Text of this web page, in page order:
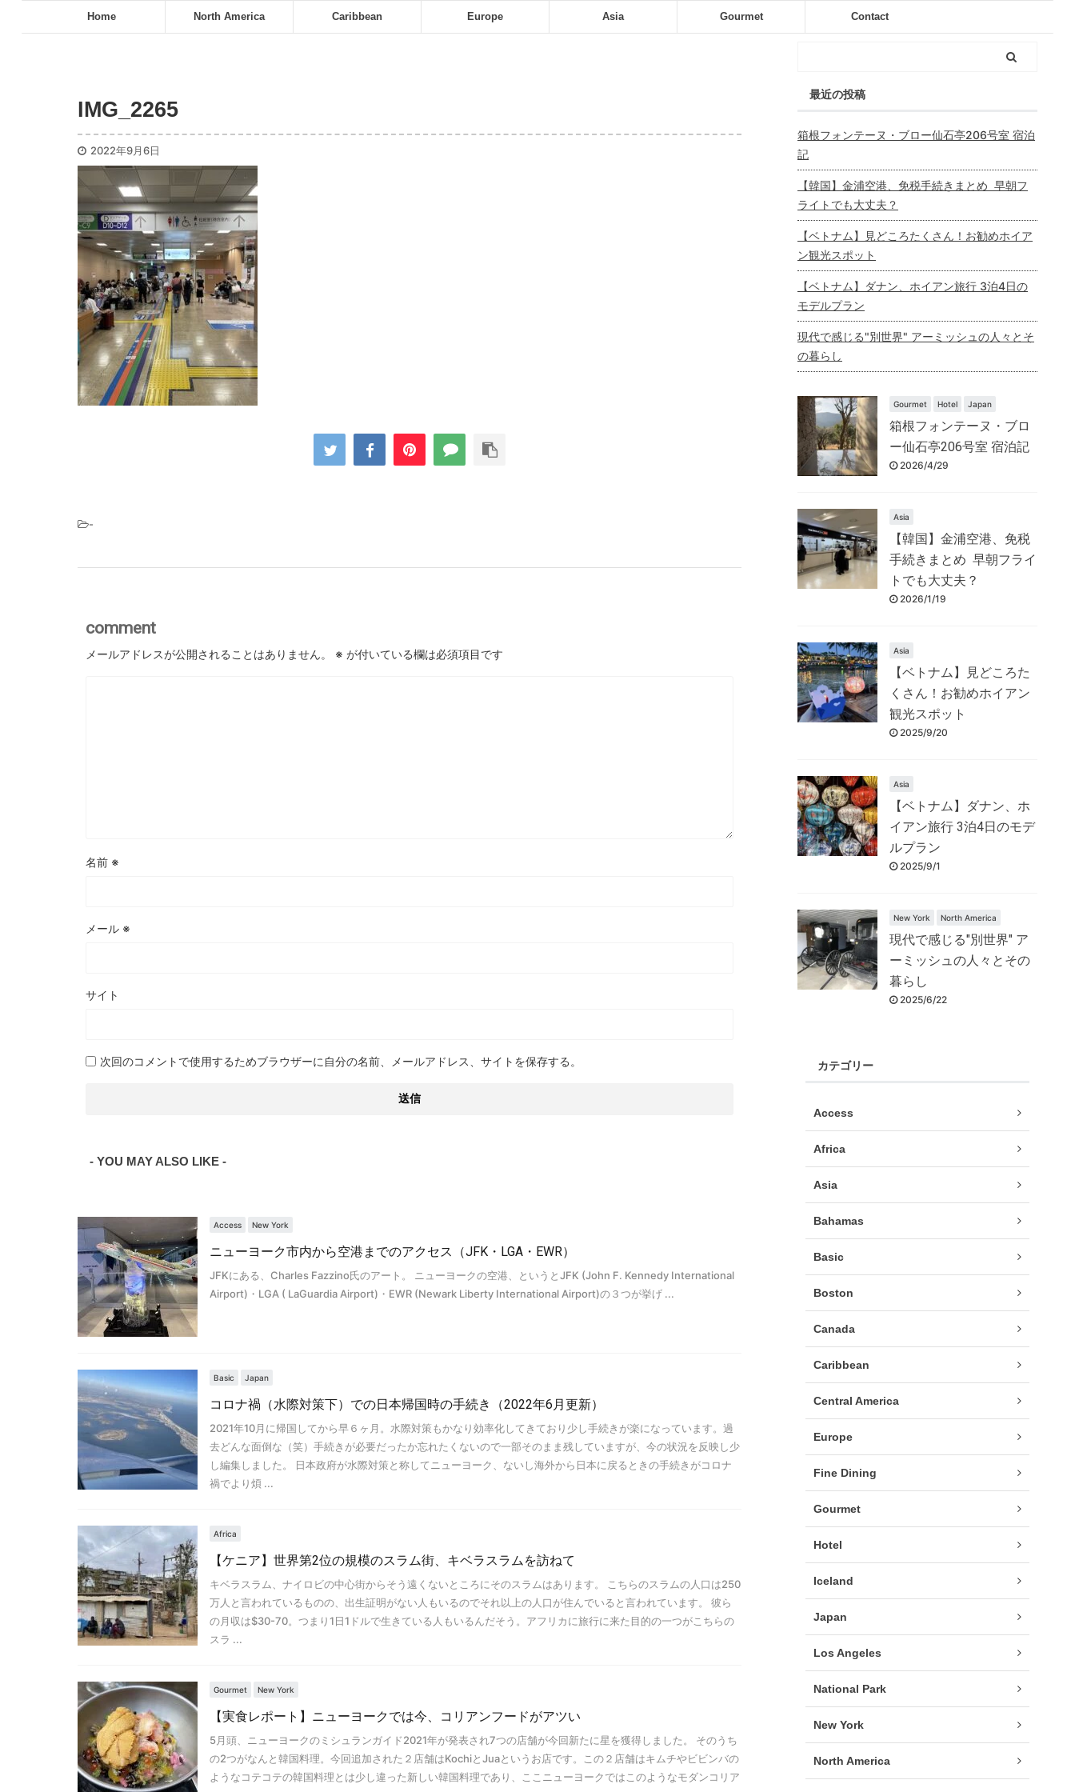
Home North America Caribbean Europe Asia Gourmet Contact
IMG_2265
2022年9月6日
-
comment
メールアドレスが公開されることはありません。 ※ が付いている欄は必須項目です
名前 ※
メール ※
サイト
次回のコメントで使用するためブラウザーに自分の名前、メールアドレス、サイトを保存する。
- YOU MAY ALSO LIKE -
Access New York
ニューヨーク市内から空港までのアクセス（JFK・LGA・EWR）
JFKにある、Charles Fazzino氏のアート。 ニューヨークの空港、というとJFK (John F. Kennedy International
Airport)・LGA ( LaGuardia Airport)・EWR (Newark Liberty International Airport)の３つが挙げ ...
Basic Japan
コロナ禍（水際対策下）での日本帰国時の手続き（2022年6月更新）
2021年10月に帰国してから早６ヶ月。水際対策もかなり効率化してきており少し手続きが楽になっています。過
去どんな面倒な（笑）手続きが必要だったか忘れたくないので一部そのまま残していますが、今の状況を反映し少
し編集しました。 日本政府が水際対策と称してニューヨーク、ないし海外から日本に戻るときの手続きがコロナ
禍でより煩 ...
Africa
【ケニア】世界第2位の規模のスラム街、キベラスラムを訪ねて
キベラスラム、ナイロビの中心街からそう遠くないところにそのスラムはあります。 こちらのスラムの人口は250
万人と言われているものの、出生証明がない人もいるのでそれ以上の人口が住んでいると言われています。 彼ら
の月収は$30-70。つまり1日1ドルで生きている人もいるんだそう。アフリカに旅行に来た目的の一つがこちらの
スラ ...
Gourmet New York
【実食レポート】ニューヨークでは今、コリアンフードがアツい
5月頭、ニューヨークのミシュランガイド2021年が発表され7つの店舗が今回新たに星を獲得しました。 そのうち
の2つがなんと韓国料理。今回追加された２店舗はKochiとJuaというお店です。この２店舗はキムチやビビンバの
ようなコテコテの韓国料理とは少し違った新しい韓国料理であり、ここニューヨークではこのようなモダンコリア
最近の投稿
箱根フォンテーヌ・ブロー仙石亭206号室 宿泊
記
【韓国】金浦空港、免税手続きまとめ 早朝フ
ライトでも大丈夫？
【ベトナム】見どころたくさん！お勧めホイア
ン観光スポット
【ベトナム】ダナン、ホイアン旅行 3泊4日の
モデルプラン
現代で感じる"別世界" アーミッシュの人々とそ
の暮らし
Gourmet Hotel Japan
箱根フォンテーヌ・ブロ
ー仙石亭206号室 宿泊記
2026/4/29
Asia
【韓国】金浦空港、免税
手続きまとめ 早朝フライ
トでも大丈夫？
2026/1/19
Asia
【ベトナム】見どころた
くさん！お勧めホイアン
観光スポット
2025/9/20
Asia
【ベトナム】ダナン、ホ
イアン旅行 3泊4日のモデ
ルプラン
2025/9/1
New York North America
現代で感じる"別世界" ア
ーミッシュの人々とその
暮らし
2025/6/22
カテゴリー
Access
Africa
Asia
Bahamas
Basic
Boston
Canada
Caribbean
Central America
Europe
Fine Dining
Gourmet
Hotel
Iceland
Japan
Los Angeles
National Park
New York
North America